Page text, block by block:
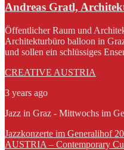
Andreas Gratl,
Öffentlicher Raum und
Architekturbüro balloon in
und sollen ein schlüssiges
CREATIVE AUSTRIA
3 years ago
Jazz in Graz - Mittwochs im
Jazzkonzerte im Generalihof
AUSTRIA – Contemporary